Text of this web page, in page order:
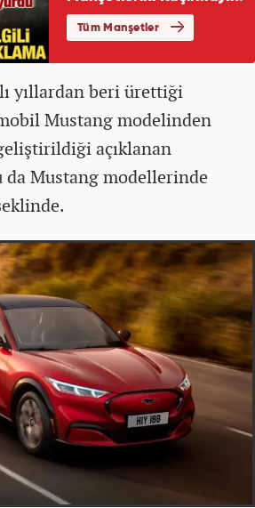
yıllardan beri ürettiği
Mustang modelinden
açıklanan
Mustang modellerinde